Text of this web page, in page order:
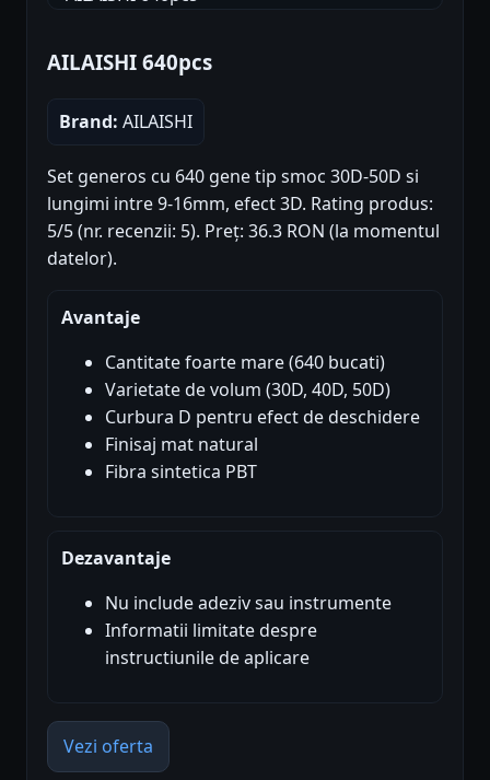
AILAISHI 640pcs
Brand: AILAISHI
Set generos cu 640 gene tip smoc 30D-50D si
lungimi intre 9-16mm, efect 3D. Rating produs:
5/5 (nr. recenzii: 5). Preț: 36.3 RON (la momentul
datelor).
Avantaje
Cantitate foarte mare (640 bucati)
Varietate de volum (30D, 40D, 50D)
Curbura D pentru efect de deschidere
Finisaj mat natural
Fibra sintetica PBT
Dezavantaje
Nu include adeziv sau instrumente
Informatii limitate despre
instructiunile de aplicare
Vezi oferta